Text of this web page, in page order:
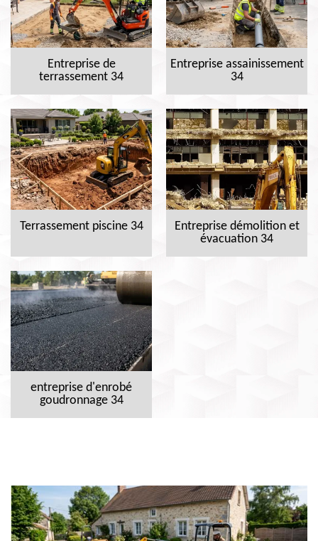
Entreprise de
terrassement 34
Entreprise assainissement
34
Terrassement piscine 34
Entreprise démolition et
évacuation 34
entreprise d'enrobé
goudronnage 34